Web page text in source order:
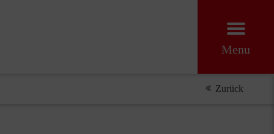
Menu
Zurück